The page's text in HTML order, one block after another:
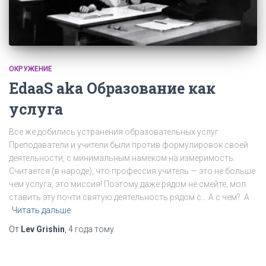
ОКРУЖЕНИЕ
EdaaS aka Образование как
услуга
Все же добились устранения образовательных услуг.
Преподаватели и учители были против формулировок своей
деятельности, с минимальным намеком на измеримость.
Считается (в народе), что профессия учитель — это не больше
чем услуга, это миссия! Поэтому даже рядом не смейте, мол
ставить эту почти святую деятельность рядом с… А с чем? А
Читать дальше
От Lev Grishin 4 года тому